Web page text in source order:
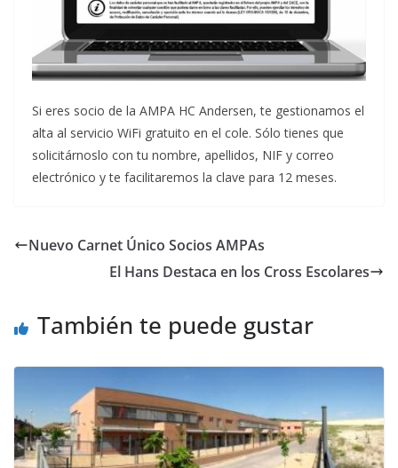
Si eres socio de la AMPA HC Andersen, te gestionamos el
alta al servicio WiFi gratuito en el cole. Sólo tienes que
solicitárnoslo con tu nombre, apellidos, NIF y correo
electrónico y te facilitaremos la clave para 12 meses.
Nuevo Carnet Único Socios AMPAs
El Hans Destaca en los Cross Escolares
También te puede gustar